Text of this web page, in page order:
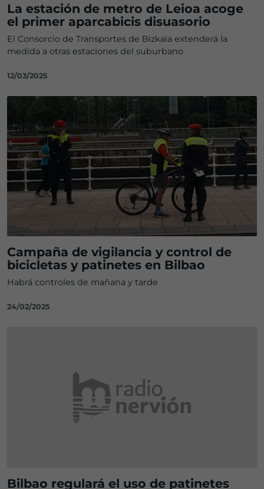
La estación de metro de Leioa acoge
el primer aparcabicis disuasorio
El Consorcio de Transportes de Bizkaia extenderá la
medida a otras estaciones del suburbano
12/03/2025
Campaña de vigilancia y control de
bicicletas y patinetes en Bilbao
Habrá controles de mañana y tarde
24/02/2025
Bilbao regulará el uso de patinetes